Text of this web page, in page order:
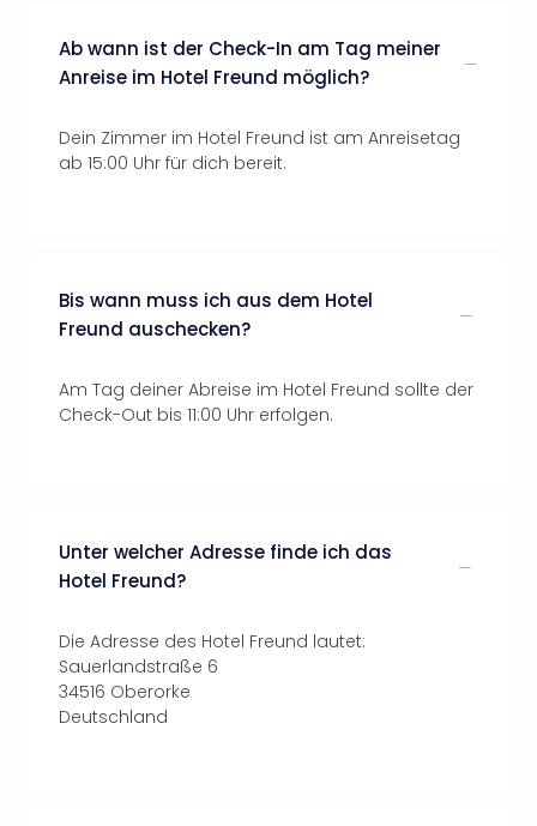
Ab wann ist der Check-In am Tag meiner
Anreise im Hotel Freund möglich?
Dein Zimmer im Hotel Freund ist am Anreisetag
ab 15:00 Uhr für dich bereit.
Bis wann muss ich aus dem Hotel
Freund auschecken?
Am Tag deiner Abreise im Hotel Freund sollte der
Check-Out bis 11:00 Uhr erfolgen.
Unter welcher Adresse finde ich das
Hotel Freund?
Die Adresse des Hotel Freund lautet:
Sauerlandstraße 6
34516 Oberorke
Deutschland